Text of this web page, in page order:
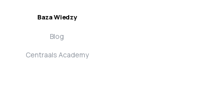
Baza Wiedzy
Blog
Centraals Academy